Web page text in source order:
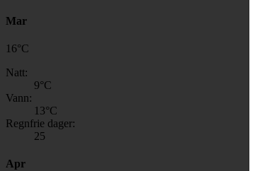
Mar
16°C
Natt:
9°C
Vann:
13°C
Regnfrie dager:
25
Apr